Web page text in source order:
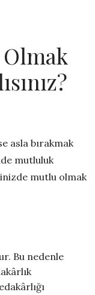
asla bırakmak
mutluluk
mutlu olmak
Bu nedenle